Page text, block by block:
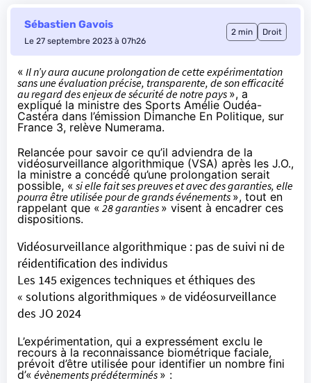
Sébastien Gavois
Le 27 septembre 2023 à 07h26
2 min Droit
« Il n’y aura aucune prolongation de cette expérimentation
sans une évaluation précise, transparente, de son efficacité
au regard des enjeux de sécurité de notre pays », a
expliqué la ministre des Sports Amélie Oudéa-
Castéra dans l’émission Dimanche En Politique, sur
France 3, relève Numerama.
Relancée pour savoir ce qu’il adviendra de la
vidéosurveillance algorithmique (VSA) après les J.O.,
la ministre a concédé qu’une prolongation serait
possible, « si elle fait ses preuves et avec des garanties, elle
pourra être utilisée pour de grands événements », tout en
rappelant que « 28 garanties » visent à encadrer ces
dispositions.
Vidéosurveillance algorithmique : pas de suivi ni de
réidentification des individus
Les 145 exigences techniques et éthiques des
« solutions algorithmiques » de vidéosurveillance
des JO 2024
L’expérimentation, qui a expressément exclu le
recours à la reconnaissance biométrique faciale,
prévoit d’être utilisée pour identifier un nombre fini
d’« évènements prédéterminés » :